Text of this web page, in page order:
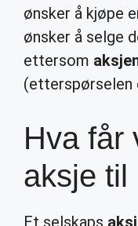
ønsker å kjøpe
ønsker å selge
ettersom
(etterspørselen
Hva får
aksje til
Et selskaps